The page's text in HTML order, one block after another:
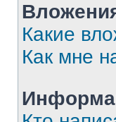
Какие
Как мне